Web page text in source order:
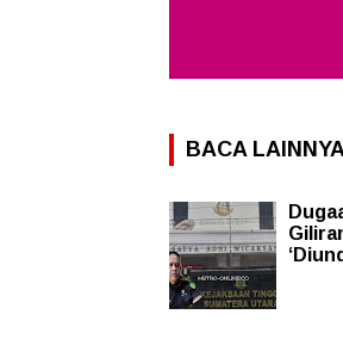
BACA LAINNYA